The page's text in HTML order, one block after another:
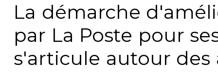
La démarche
par La Poste pour
s'articule autour des